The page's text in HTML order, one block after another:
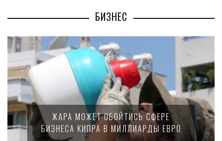
БИЗНЕС
МОЖЕТ ОБОЙТИСЬ СФЕРЕ
КИПРА В МИЛЛИАРДЫ ЕВРО
МИНФИН
15-